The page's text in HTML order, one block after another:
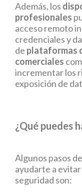
Además, los
profesionales
acceso remoto
credenciales y
de plataformas
comerciales
incrementar los
exposición de
¿Qué puedes
Algunos pasos
ayudarte a
seguridad son: